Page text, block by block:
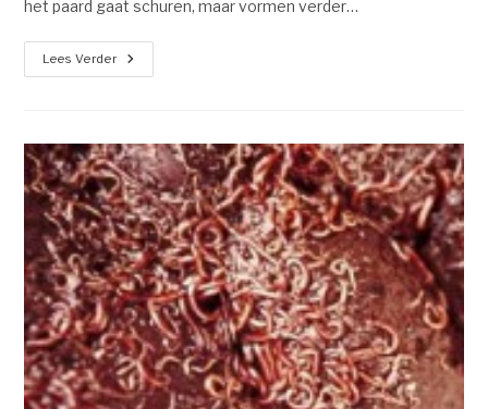
het paard gaat schuren, maar vormen verder…
Lees Verder